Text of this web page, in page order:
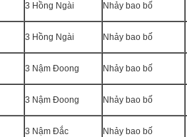
3 Hồng Ngài Nhảy bao bố
3 Hồng Ngài Nhảy bao bố
3 Nậm Đoong Nhảy bao bố
3 Nậm Đoong Nhảy bao bố
3 Nậm Đắc Nhảy bao bố